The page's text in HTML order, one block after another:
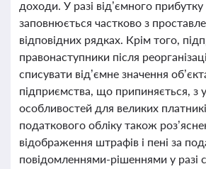
доходи. У разі від’ємного
заповнюється частково з
відповідних рядках. Крім того,
правонаступники після
списувати від’ємне значення
підприємства, що припиняється, з
особливостей для великих
податкового обліку також
відображення штрафів і пені за
повідомленнями-рішеннями у разі